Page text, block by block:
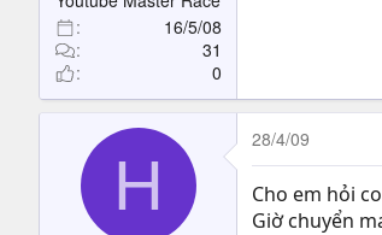
16/5/08
31
0
H
28/4/09
Cho em hỏi
Giờ chuyển